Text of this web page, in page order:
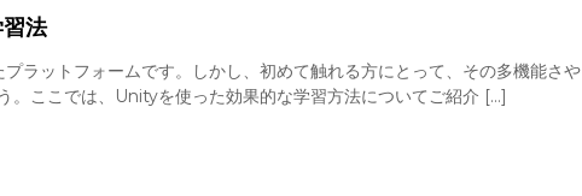
法
ラットフォームです。しかし、初めて触れる方にとって、その多機能さや
。ここでは、Unityを使った効果的な学習方法についてご紹介 […]